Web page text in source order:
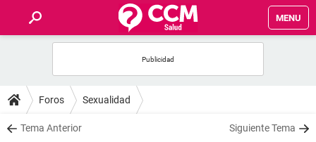
MENU
FOROS
SALUD
Foros Sexualidad
Tema Anterior Siguiente Tema